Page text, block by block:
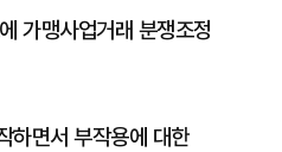
가맹사업거래 분쟁조정
하면서 부작용에 대한